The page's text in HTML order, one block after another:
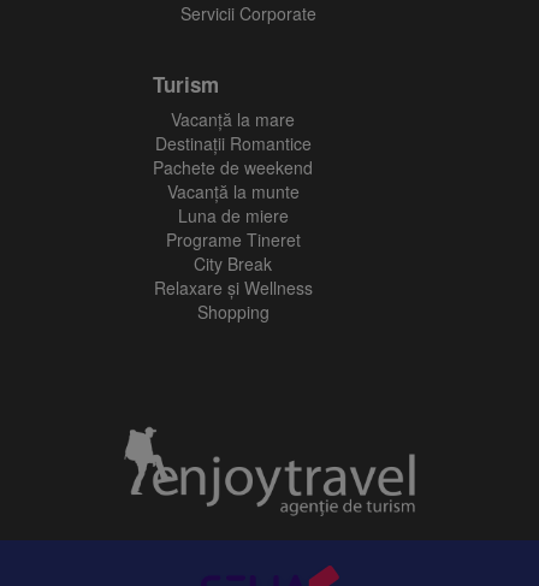
Servicii Corporate
Turism
Vacanţă la mare
Destinații Romantice
Pachete de weekend
Vacanță la munte
Luna de miere
Programe Tineret
City Break
Relaxare și Wellness
Shopping